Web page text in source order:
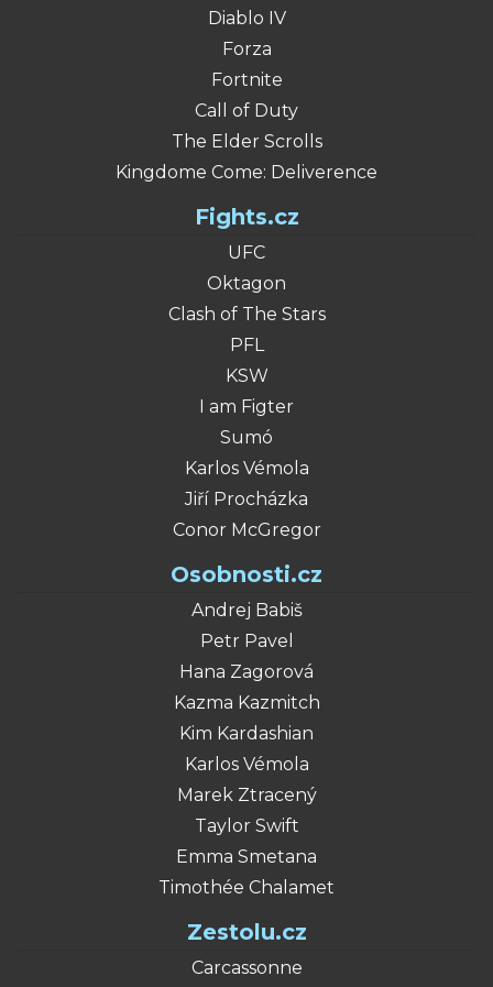
Diablo IV
Forza
Fortnite
Call of Duty
The Elder Scrolls
Kingdome Come: Deliverence
Fights.cz
UFC
Oktagon
Clash of The Stars
PFL
KSW
I am Figter
Sumó
Karlos Vémola
Jiří Procházka
Conor McGregor
Osobnosti.cz
Andrej Babiš
Petr Pavel
Hana Zagorová
Kazma Kazmitch
Kim Kardashian
Karlos Vémola
Marek Ztracený
Taylor Swift
Emma Smetana
Timothée Chalamet
Zestolu.cz
Carcassonne